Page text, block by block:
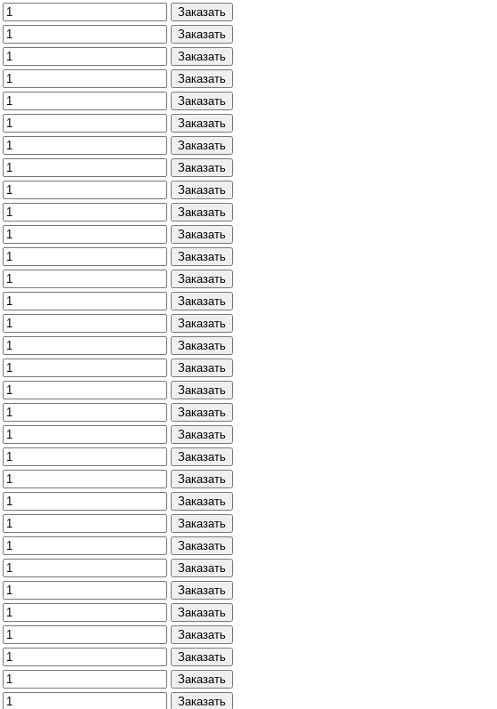
Заказать
Заказать
Заказать
Заказать
Заказать
Заказать
Заказать
Заказать
Заказать
Заказать
Заказать
Заказать
Заказать
Заказать
Заказать
Заказать
Заказать
Заказать
Заказать
Заказать
Заказать
Заказать
Заказать
Заказать
Заказать
Заказать
Заказать
Заказать
Заказать
Заказать
Заказать
Заказать